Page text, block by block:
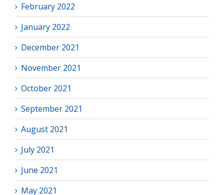
February 2022
January 2022
December 2021
November 2021
October 2021
September 2021
August 2021
July 2021
June 2021
May 2021